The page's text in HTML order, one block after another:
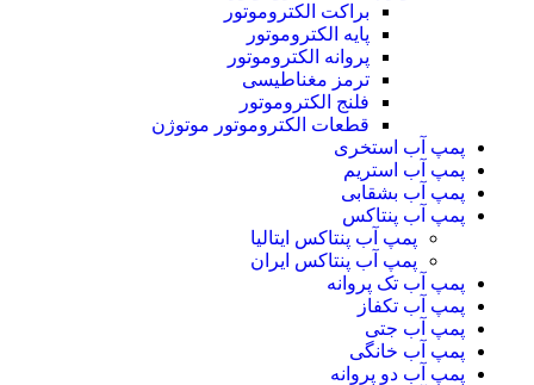
براکت الکتروموتور
پایه الکتروموتور
پروانه الکتروموتور
ترمز مغناطیسی
فلنج الکتروموتور
قطعات الکتروموتور موتوژن
پمپ آب استخری
پمپ آب استریم
پمپ آب بشقابی
پمپ آب پنتاکس
پمپ آب پنتاکس ایتالیا
پمپ آب پنتاکس ایران
پمپ آب تک پروانه
پمپ آب تکفاز
پمپ آب جتی
پمپ آب خانگی
پمپ آب دو پروانه